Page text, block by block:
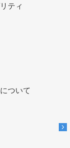
ティ
ついて